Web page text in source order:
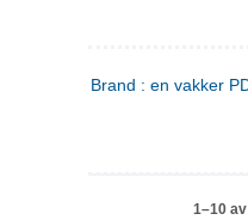
Brand : en vakker
1–10